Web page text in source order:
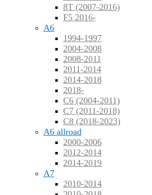
8T (2007-2016)
F5 2016-
A6
1994-1997
2004-2008
2008-2011
2011-2014
2014-2018
2018-
C6 (2004-2011)
C7 (2011-2018)
C8 (2018-2023)
A6 allroad
2000-2006
2012-2014
2014-2019
A7
2010-2014